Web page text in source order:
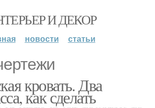
И ДЕКОР
новости статьи
кровать. Два
как сделать